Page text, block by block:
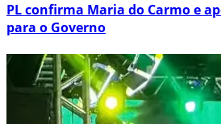
PL confirma Maria do Carmo e
para o Governo